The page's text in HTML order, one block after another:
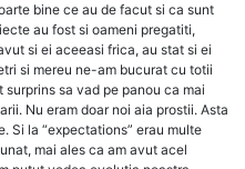
bine ce au de facut si ca sunt
au fost si oameni pregatiti,
si ei aceeasi frica, au stat si ei
si mereu ne-am bucurat cu totii
sa vad pe panou ca mai
Nu eram doar noi aia prostii. Asta
Si la “expectations” erau multe
mai ales ca am avut acel